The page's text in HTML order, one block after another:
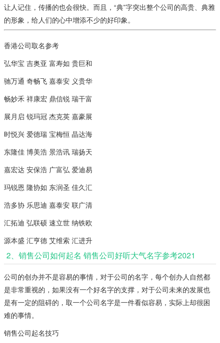
让人记住，传播的也会很快。而且，“典”字突出整个公司的高贵、典雅
的形象，给人们的心中增添不少的好印象。
香港公司取名参考
弘华宝 吉奥亚 富寿如 贵巨和
驰万通 奇畅飞 嘉泰安 义贵华
畅妙禾 祥康宏 鼎信锐 瑞干富
展月启 锐玛冠 杰克英 嘉豪展
时悦兴 爱德瑞 宝梅恒 晶达海
东隆佳 博美浩 景浩讯 瑞扬天
嘉宏达 安保浩 广富弘 爱迪易
玛锐恩 隆协如 东润圣 佳久汇
浩多协 乐思迪 嘉泰安 联广清
汇拓迪 弘联硕 速立世 纳铁欧
源本盛 汇亨德 艾维索 汇进升
2、销售公司如何起名 销售公司好听大气名字参考2021
公司的创办并不是容易的事情，对于公司的名字，每个创办人自然都
是非常重视的，如果没有一个好名字的支撑，对于公司未来的发展也
是有一定的阻碍的，取一个公司名字是一件看似容易，实际上却很困
难的事情。
销售公司起名技巧